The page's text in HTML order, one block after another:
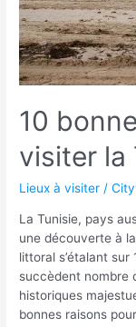
10
visiter la
Lieux à visiter /
La Tunisie, pays
une découverte à
littoral s’étalant sur
succèdent nombre
historiques
bonnes raisons